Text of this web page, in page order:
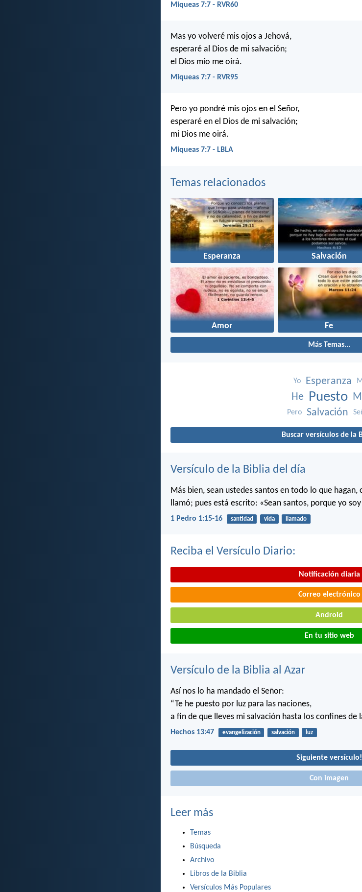
Miqueas 7:7 - RVR60
Mas yo volveré mis ojos a Jehová,
esperaré al Dios de mi salvación;
el Dios mío me oirá.
Miqueas 7:7 - RVR95
Pero yo pondré mis ojos en el Señor,
esperaré en el Dios de mi salvación;
mi Dios me oirá.
Miqueas 7:7 - LBLA
Temas relacionados
Esperanza Salvación
Amor Fe
Más Temas...
Yo Esperanza
He Puesto
Pero Salvación
Buscar versículos de la
Versículo de la Biblia del día
Más bien, sean ustedes santos en todo lo que
llamó; pues está escrito: «Sean santos, porque yo
1 Pedro 1:15-16 santidad vida llamado
Reciba el Versículo Diario:
Notificación diaria
Correo electrónico
Android
En tu sitio web
Versículo de la Biblia al Azar
Así nos lo ha mandado el Señor:
“Te he puesto por luz para las naciones,
a fin de que lleves mi salvación hasta los confines de
Hechos 13:47 evangelización salvación luz
Siguiente versículo!
Con imagen
Leer más
Temas
Búsqueda
Archivo
Libros de la Biblia
Versículos Más Populares